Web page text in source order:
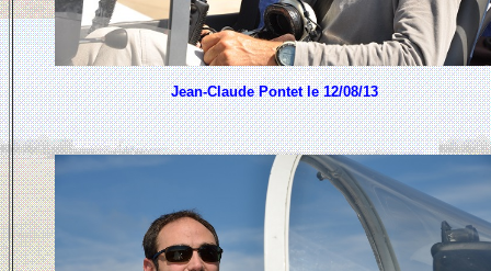
Jean-Claude Pontet le 12/08/13